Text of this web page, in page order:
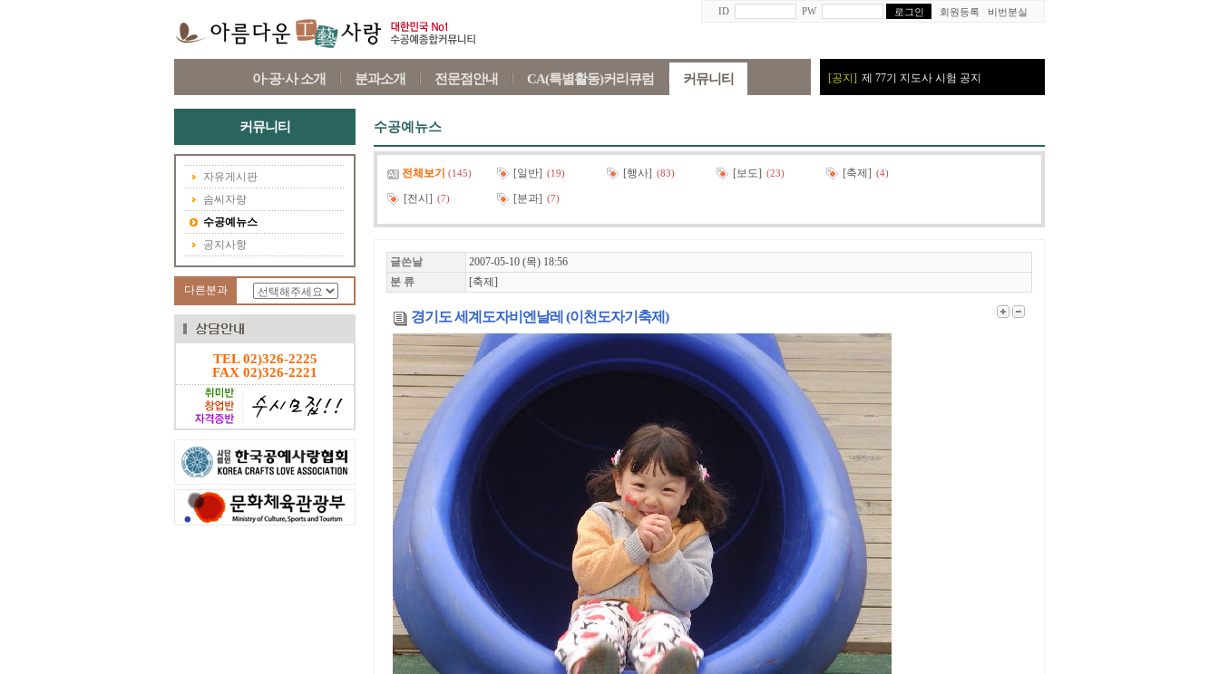
ID PW 회원등록 비번분실
아·공·사 소개 분과소개 전문점안내 CA(특별활동)커리큐럼 커뮤니티
커뮤니티
자유게시판
솜씨자랑
수공예뉴스
공지사항
다른분과
TEL 02)326-2225
FAX 02)326-2221
수공예뉴스
전체보기 (145) [일반] (19) [행사] (83) [보도] (23) [축제] (4)
[전시] (7) [분과] (7)
글쓴날
2007-05-10 (목) 18:56
분 류
[축제]
경기도 세계도자비엔날레 (이천도자기축제)